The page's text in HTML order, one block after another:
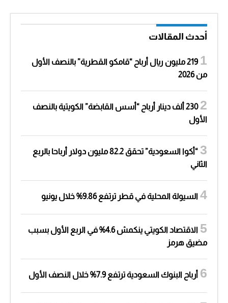
أحدث المقالات
219 مليون ريال أرباح “قامكو القطرية” بالنصف الأول
من 2026
230 ألف دينار أرباح “أسس القابضة” الكويتية بالنصف
الأول
“أكوا السعودية” تحقق 82.2 مليون دولار أرباحا بالربع
الثاني
السيولة المحلية في قطر ترتفع 9.86% خلال يونيو
الاقتصاد الكويتي ينكمش 4.6% في الربع الأول بسبب
مضيق هرمز
أرباح البنوك السعودية ترتفع 7.9% خلال النصف الأول